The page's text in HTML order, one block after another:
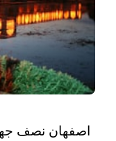
اصفهان نصف